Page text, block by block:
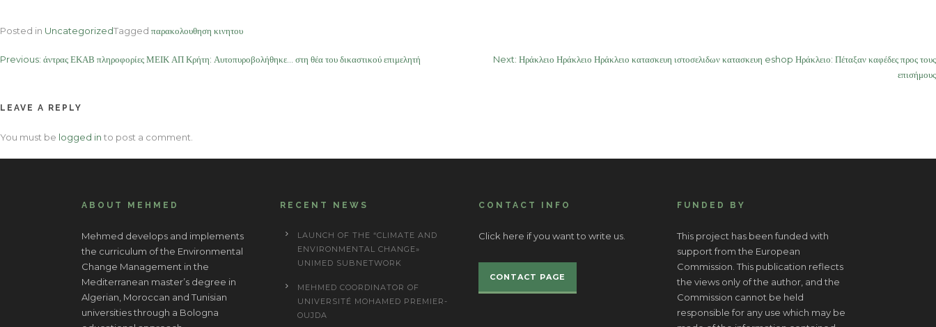
Posted in UncategorizedTagged παρακολουθηση κινητου
Post
Previous: άντρας ΕΚΑΒ πληροφορίες ΜΕΙΚ ΑΠ Κρήτη: Αυτοπυροβολήθηκε… στη θέα του δικαστικού επιμελητή Next: Ηράκλειο Ηράκλειο Ηράκλειο κατασκευη ιστοσελιδων κατασκευη eshop Ηράκλειο: Πέταξαν καφέδες προς τους
επισήμους
LEAVE A REPLY
You must be logged in to post a comment.
ABOUT MEHMED
Mehmed develops and implements
the curriculum of the Environmental
Change Management in the
Mediterranean master’s degree in
Algerian, Moroccan and Tunisian
universities through a Bologna
RECENT NEWS
LAUNCH OF THE “CLIMATE AND
ENVIRONMENTAL CHANGE»
UNIMED SUBNETWORK
MEHMED COORDINATOR OF
UNIVERSITÉ MOHAMED PREMIER-
OUJDA
CONTACT INFO
Click here if you want to write us.
CONTACT PAGE
FUNDED BY
This project has been funded with
support from the European
Commission. This publication reflects
the views only of the author, and the
Commission cannot be held
responsible for any use which may be